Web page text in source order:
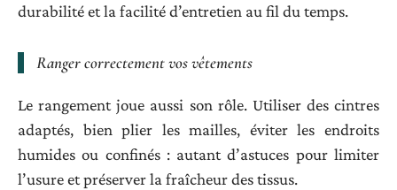
durabilité et la facilité d’entretien au fil du temps.
Ranger correctement vos vêtements
Le rangement joue aussi son rôle. Utiliser des cintres
adaptés, bien plier les mailles, éviter les endroits
humides ou confinés : autant d’astuces pour limiter
l’usure et préserver la fraîcheur des tissus.